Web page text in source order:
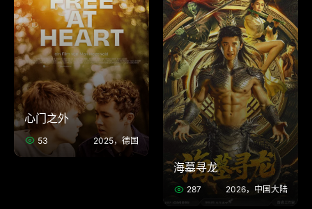
心门之外
53 2025，德国
海墓寻龙
287 2026，中国大陆